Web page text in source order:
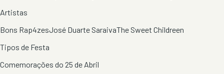
Artistas
Bons Rap4zesJosé Duarte SaraivaThe Sweet Childreen
Tipos de Festa
Comemorações do 25 de Abril